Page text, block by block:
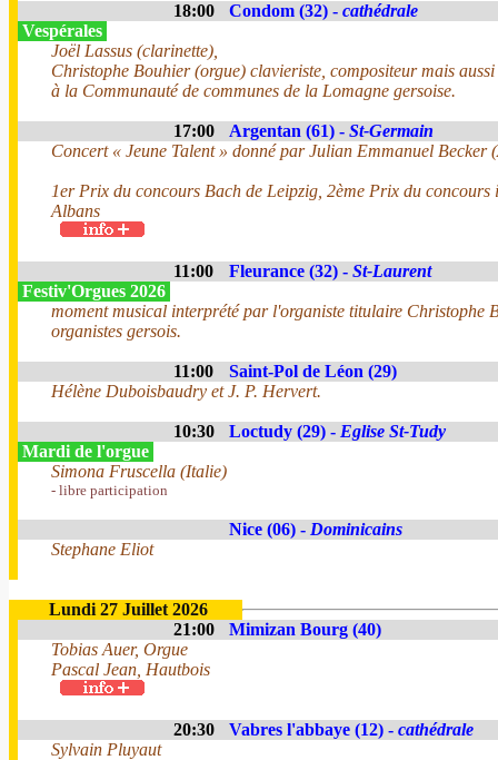
18:00 Condom (32) - cathédrale
Vespérales
Joël Lassus (clarinette),
Christophe Bouhier (orgue) clavieriste, compositeur mais
à la Communauté de communes de la Lomagne gersoise.
17:00 Argentan (61) - St-Germain
Concert « Jeune Talent » donné par Julian Emmanuel Becker
1er Prix du concours Bach de Leipzig, 2ème Prix du concours
Albans
11:00 Fleurance (32) - St-Laurent
Festiv'Orgues 2026
moment musical interprété par l'organiste titulaire Christophe
organistes gersois.
11:00
Saint-Pol de Léon (29)
Hélène Duboisbaudry et J. P. Hervert.
10:30 Loctudy (29) - Eglise St-Tudy
Mardi de l'orgue
Simona Fruscella (Italie)
- libre participation
Nice (06) - Dominicains
Stephane Eliot
Lundi 27 Juillet 2026
21:00
Mimizan Bourg (40)
Tobias Auer, Orgue
Pascal Jean, Hautbois
20:30 Vabres l'abbaye (12) - cathédrale
Sylvain Pluyaut